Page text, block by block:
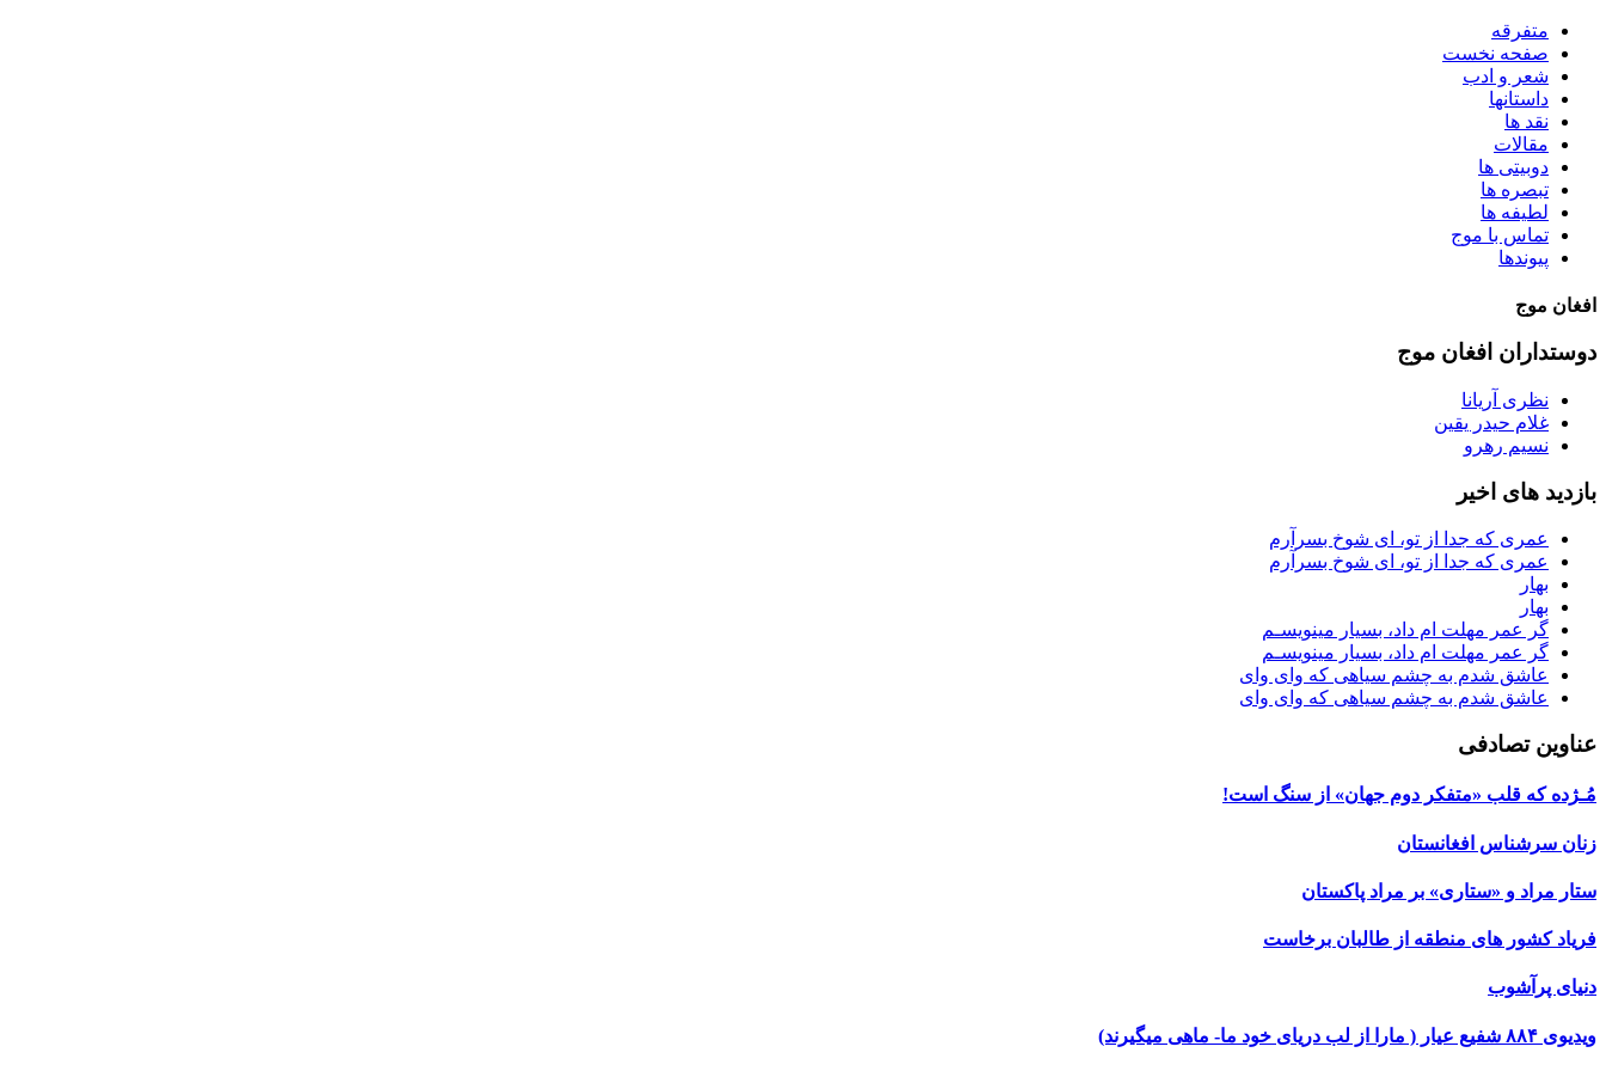
متفرقه
صفحه نخست
شعر و ادب
داستانها
نقد ها
مقالات
دوبیتی ها
تبصره ها
لطیفه ها
تماس با موج
پیوندها
افغان موج
دوستداران افغان موج
نظری آریانا
غلام حیدر یقین
نسیم رهرو
بازدید های اخیر
عمری که جدا از تو، ای شوخ بسرآرم
عمری که جدا از تو، ای شوخ بسرآرم
بهار
بهار
گر عمر مهلت ام داد، بسیار مینویسـم
گر عمر مهلت ام داد، بسیار مینویسـم
عاشق شدم به چشم سیاهی که وای وای
عاشق شدم به چشم سیاهی که وای وای
عناوین تصادفی
مُـژده که قلب «متفکر دوم جهان» از سنگ است!
زنان سرشناس افغانستان
ستار مراد و «ستاری» بر مراد پاکستان
فریاد کشور های منطقه از طالبان برخاست
دنیای پرآشوب
ویدیوی ۸۸۴ شفیع عیار ( مارا از لب دریای خود ما- ماهی میگیرند)